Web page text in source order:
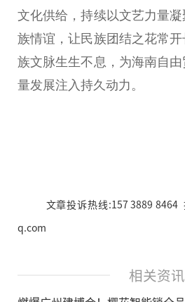
文化供给，持续以文艺力量
族情谊，让民族团结之花常
族文脉生生不息，为海南自
量发展注入持久动力。
文章投诉热线:157 3889 8464
q.com
相关资讯